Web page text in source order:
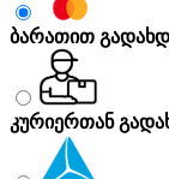
ბარათით
კურიერთან